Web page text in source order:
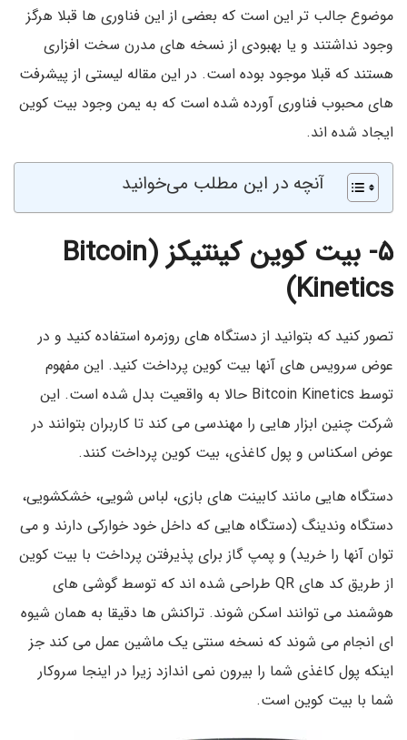
موضوع جالب تر این است که بعضی از این فناوری ها قبلا هرگز
وجود نداشتند و یا بهبودی از نسخه های مدرن سخت افزاری
هستند که قبلا موجود بوده است. در این مقاله لیستی از پیشرفت
های محبوب فناوری آورده شده است که به یمن وجود بیت کوین
ایجاد شده اند.
آنچه در این مطلب می‌خوانید
۵- بیت کوین کینتیکز (
Bitcoin
Kinetics)
تصور کنید که بتوانید از دستگاه های روزمره استفاده کنید و در
عوض سرویس های آنها بیت کوین پرداخت کنید. این مفهوم
توسط Bitcoin Kinetics حالا به واقعیت بدل شده است. این
شرکت چنین ابزار هایی را مهندسی می کند تا کاربران بتوانند در
عوض اسکناس و پول کاغذی، بیت کوین پرداخت کنند.
دستگاه هایی مانند کابینت های بازی، لباس شویی، خشکشویی،
دستگاه وندینگ (دستگاه هایی که داخل خود خوارکی دارند و می
توان آنها را خرید) و پمپ گاز برای پذیرفتن پرداخت با بیت کوین
از طریق کد های QR طراحی شده اند که توسط گوشی های
هوشمند می توانند اسکن شوند. تراکنش ها دقیقا به همان شیوه
ای انجام می شوند که نسخه سنتی یک ماشین عمل می کند جز
اینکه پول کاغذی شما را بیرون نمی اندازد زیرا در اینجا سروکار
شما با بیت کوین است.